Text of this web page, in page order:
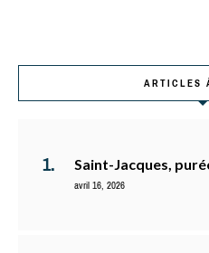
ARTICLES
Saint-Jacques,
avril 16, 2026